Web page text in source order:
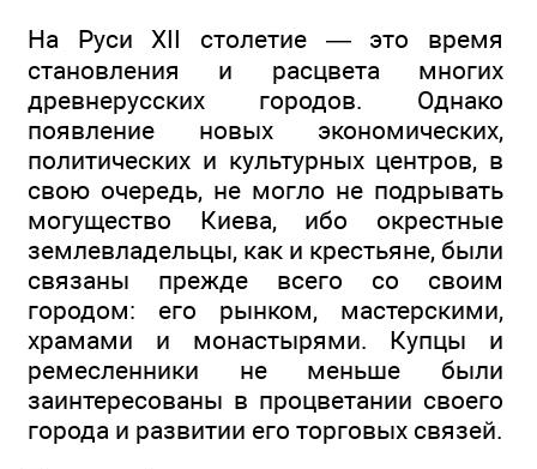
На Руси XII столетие — это время
становления и расцвета многих
древнерусских городов. Однако
появление новых экономических,
политических и культурных центров, в
свою очередь, не могло не подрывать
могущество Киева, ибо окрестные
землевладельцы, как и крестьяне, были
связаны прежде всего со своим
городом: его рынком, мастерскими,
храмами и монастырями. Купцы и
ремесленники не меньше были
заинтересованы в процветании своего
города и развитии его торговых связей.